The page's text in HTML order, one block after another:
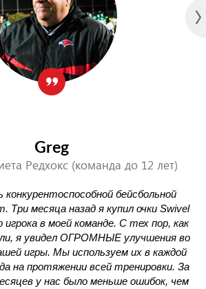
Greg
Редхокс (команда до 12 лет)
конкурентоспособной бейсбольной
Три месяца назад я купил очки Swivel
игрока в моей команде. С тех пор, как
я увидел ОГРОМНЫЕ улучшения во
игры. Мы используем их в каждой
на протяжении всей тренировки. За
у нас было меньше ошибок, чем